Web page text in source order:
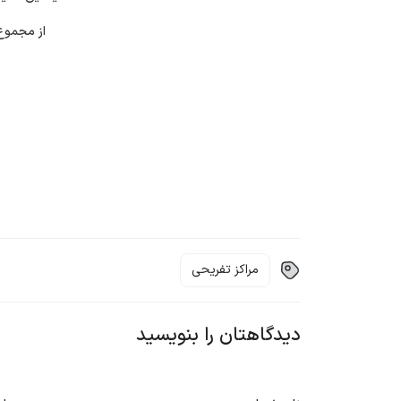
از
مراکز تفریحی
دیدگاهتان را بنویسید